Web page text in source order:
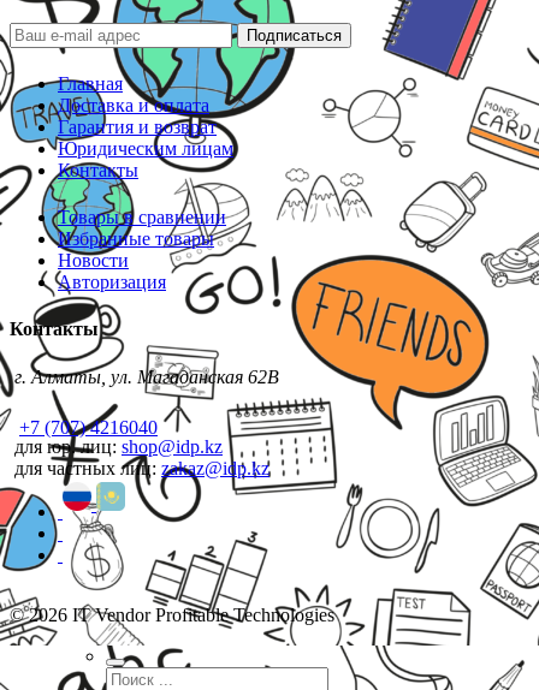
Подписаться
Главная
Доставка и оплата
Гарантия и возврат
Юридическим лицам
Контакты
Товары в сравнении
Избранные товары
Новости
Авторизация
Контакты
г. Алматы, ул. Магаданская 62В
+7 (707) 4216040
для юр. лиц: shop@idp.kz
для частных лиц: zakaz@idp.kz
© 2026 IT Vendor Profitable Technologies